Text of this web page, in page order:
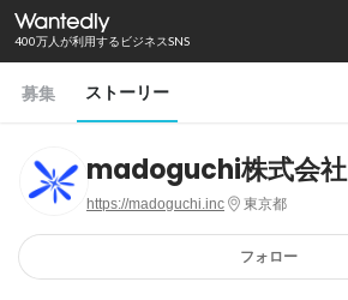
400万人が利用するビジネスSNS
募集 ストーリー
madoguchi株式会社
https://madoguchi.inc 東京都
フォロー